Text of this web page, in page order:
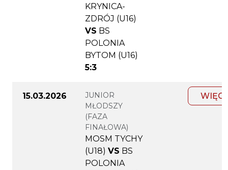
KRYNICA-
ZDRÓJ (U16)
VS BS
POLONIA
BYTOM (U16)
5:3
15.03.2026
JUNIOR
MŁODSZY
(FAZA
FINAŁOWA)
MOSM TYCHY
(U18) VS BS
POLONIA